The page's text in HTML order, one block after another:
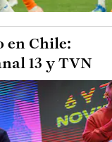
en Chile:
13 y TVN